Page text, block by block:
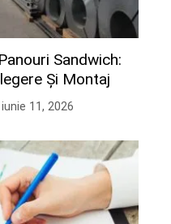
Sandwich:
Și Montaj
iunie 11, 2026